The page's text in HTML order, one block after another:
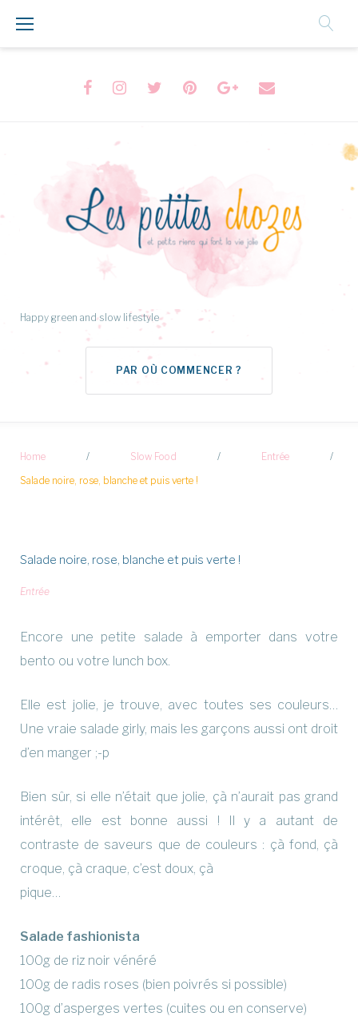
Happy green and slow lifestyle
PAR OÙ COMMENCER ?
Home / Slow Food / Entrée
/
Salade noire, rose, blanche et puis verte !
Salade noire, rose, blanche et puis verte !
Entrée
Encore une petite salade à emporter dans votre
bento ou votre lunch box.
Elle est jolie, je trouve, avec toutes ses couleurs…
Une vraie salade girly, mais les garçons aussi ont droit
d’en manger ;-p
Bien sûr, si elle n’était que jolie, çà n’aurait pas grand
intérêt, elle est bonne aussi ! Il y a autant de
contraste de saveurs que de couleurs : çà fond, çà
croque, çà craque, c’est doux, çà
pique…
Salade fashionista
100g de riz noir vénéré
100g de radis roses (bien poivrés si possible)
100g d’asperges vertes (cuites ou en conserve)